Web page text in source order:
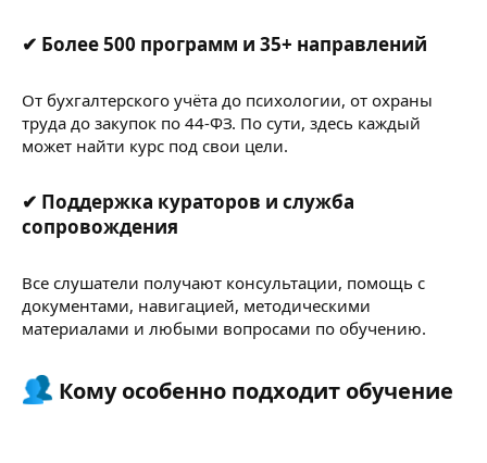
✔ Более 500 программ и 35+ направлений​
От бухгалтерского учёта до психологии, от охраны
труда до закупок по 44-ФЗ. По сути, здесь каждый
может найти курс под свои цели.
✔ Поддержка кураторов и служба
сопровождения​
Все слушатели получают консультации, помощь с
документами, навигацией, методическими
материалами и любыми вопросами по обучению.
Кому особенно подходит обучение